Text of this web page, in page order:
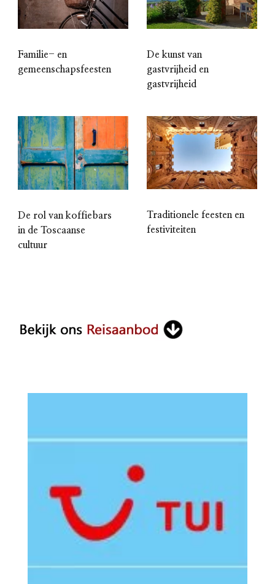
Familie- en
gemeenschapsfeesten
De kunst van
gastvrijheid en
gastvrijheid
De rol van koffiebars
in de Toscaanse
cultuur
Traditionele feesten en
festiviteiten